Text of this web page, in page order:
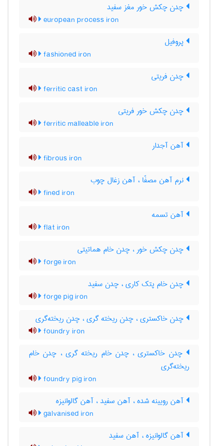
چدن چکش خور مغز سفید
european process iron
پروفیل
fashioned iron
چدن فریتی
ferritic cast iron
چدن چکش خور فریتی
ferritic malleable iron
آهن آجدار
fibrous iron
نرم آهن مصفّا ، آهن زغال چوب
fined iron
آهن تسمه
flat iron
چدن چکش خور ، چدن خام هماتیتی
forge iron
چدن خام پتک کاری ، چدن سفید
forge pig iron
چدن خاکستری ، چدن ریخته گری ، چدن ریخته‌گری
foundry iron
چدن خاکستری ، چدن خام ریخته گری ، چدن خام
ریخته‌گری
foundry pig iron
آهن رویینه شده ، آهن سفید ، آهن گالوانیزه
galvanised iron
آهن گالوانیزه ، آهن سفید